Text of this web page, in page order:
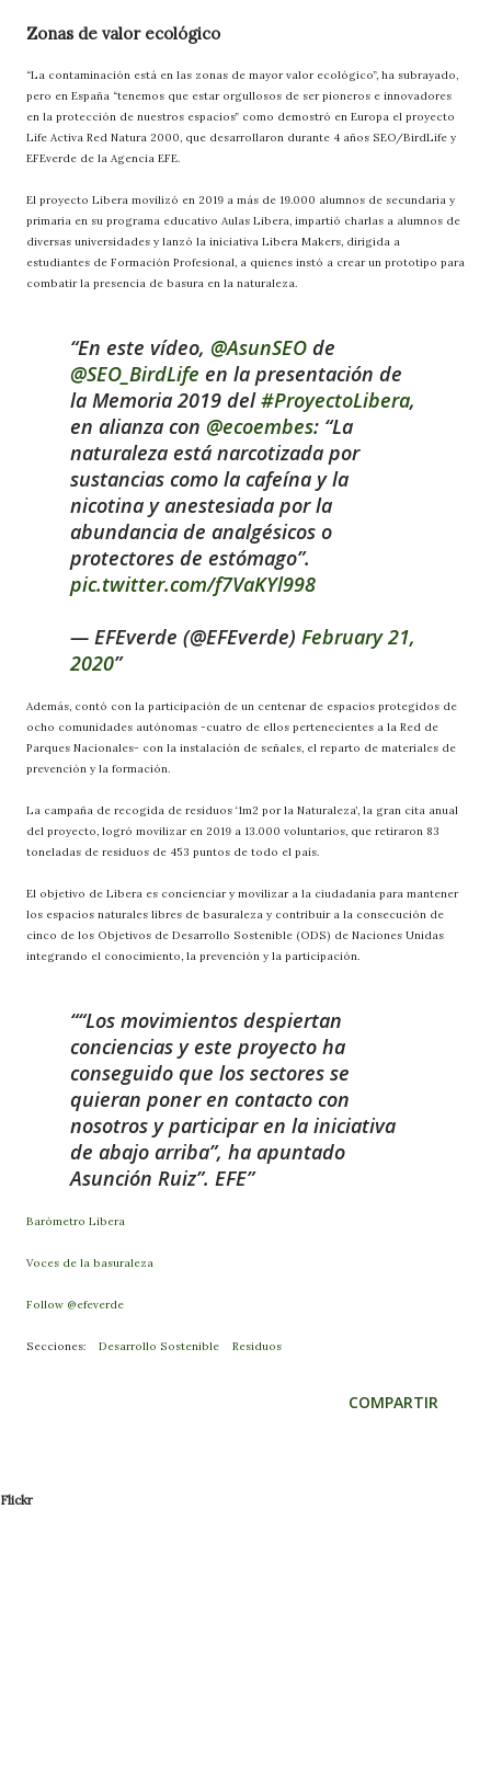
Zonas de valor ecológico
“La contaminación está en las zonas de mayor valor ecológico”, ha subrayado,
pero en España “tenemos que estar orgullosos de ser pioneros e innovadores
en la protección de nuestros espacios” como demostró en Europa el proyecto
Life Activa Red Natura 2000, que desarrollaron durante 4 años SEO/BirdLife y
EFEverde de la Agencia EFE.
El proyecto Libera movilizó en 2019 a más de 19.000 alumnos de secundaria y
primaria en su programa educativo Aulas Libera, impartió charlas a alumnos de
diversas universidades y lanzó la iniciativa Libera Makers, dirigida a
estudiantes de Formación Profesional, a quienes instó a crear un prototipo para
combatir la presencia de basura en la naturaleza.
En este vídeo, @AsunSEO de
@SEO_BirdLife en la presentación de
la Memoria 2019 del#ProyectoLibera,
en alianza con @ecoembes: “La
naturaleza está narcotizada por
sustancias como la cafeína y la
nicotina y anestesiada por la
abundancia de analgésicos o
protectores de estómago”.
pic.twitter.com/f7VaKYl998
— EFEverde (@EFEverde) February 21,
2020
Además, contó con la participación de un centenar de espacios protegidos de
ocho comunidades autónomas -cuatro de ellos pertenecientes a la Red de
Parques Nacionales- con la instalación de señales, el reparto de materiales de
prevención y la formación.
La campaña de recogida de residuos ‘1m2 por la Naturaleza’, la gran cita anual
del proyecto, logró movilizar en 2019 a 13.000 voluntarios, que retiraron 83
toneladas de residuos de 453 puntos de todo el país.
El objetivo de Libera es concienciar y movilizar a la ciudadanía para mantener
los espacios naturales libres de basuraleza y contribuir a la consecución de
cinco de los Objetivos de Desarrollo Sostenible (ODS) de Naciones Unidas
integrando el conocimiento, la prevención y la participación.
“Los movimientos despiertan
conciencias y este proyecto ha
conseguido que los sectores se
quieran poner en contacto con
nosotros y participar en la iniciativa
de abajo arriba”, ha apuntado
Asunción Ruiz”. EFE
Barómetro Libera
Voces de la basuraleza
Follow @efeverde
Secciones: Desarrollo Sostenible Residuos
COMPARTIR
Flickr